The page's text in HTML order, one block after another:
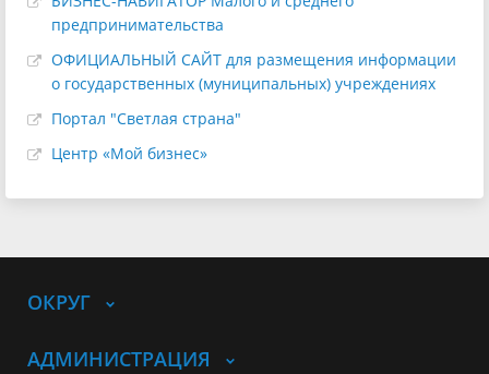
предпринимательства
ОФИЦИАЛЬНЫЙ САЙТ для размещения информации
о государственных (муниципальных) учреждениях
Портал "Светлая страна"
Центр «Мой бизнес»
ОКРУГ
АДМИНИСТРАЦИЯ